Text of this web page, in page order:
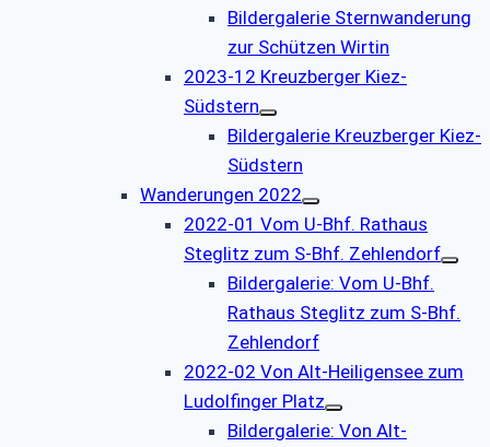
Bildergalerie Sternwanderung
zur Schützen Wirtin
2023-12 Kreuzberger Kiez-
Südstern
Bildergalerie Kreuzberger Kiez-
Südstern
Wanderungen 2022
2022-01 Vom U-Bhf. Rathaus
Steglitz zum S-Bhf. Zehlendorf
Bildergalerie: Vom U-Bhf.
Rathaus Steglitz zum S-Bhf.
Zehlendorf
2022-02 Von Alt-Heiligensee zum
Ludolfinger Platz
Bildergalerie: Von Alt-